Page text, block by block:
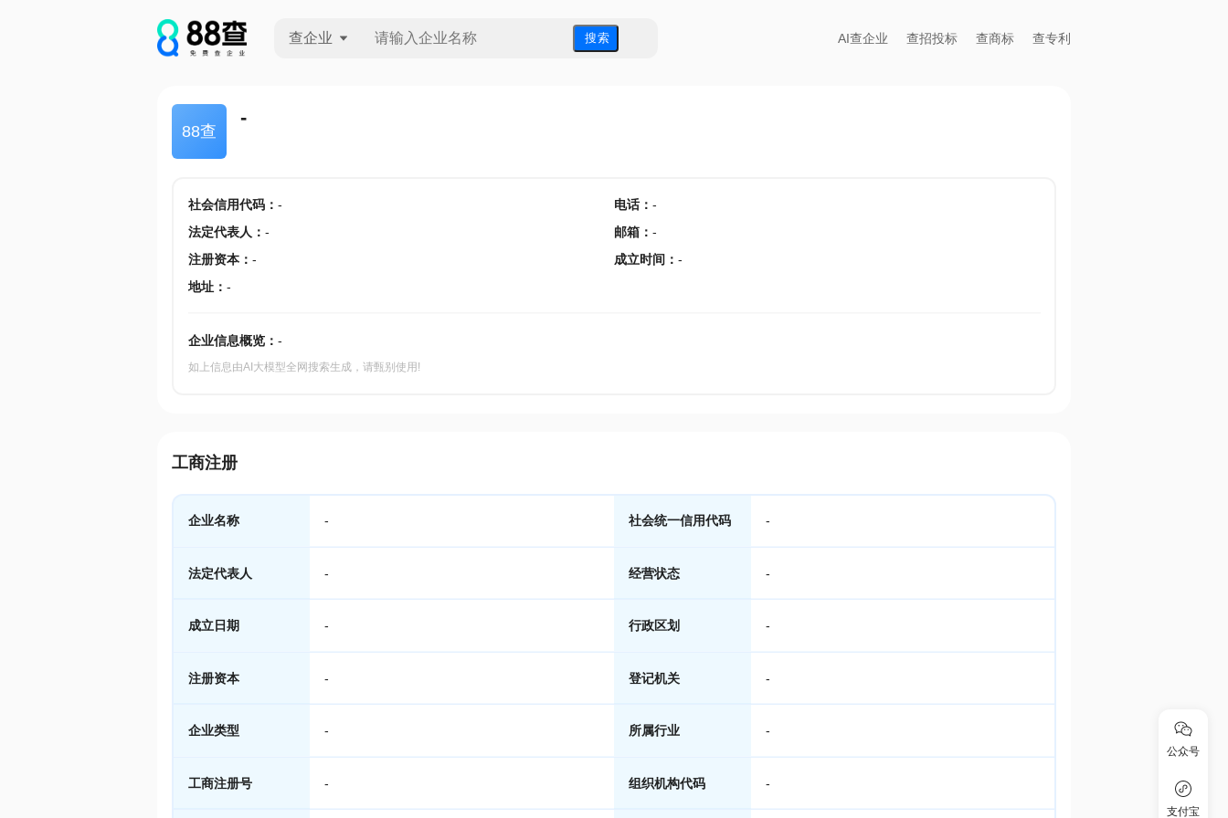
查企业 搜 索 AI查企业 查招投标 查商标 查专利
88查
-
社会信用代码： - 电话： -
法定代表人 ： - 邮箱 ： -
注册资本： - 成立时间 ： -
地址： -
企业信息概览： -
如上信息由AI大模型全网搜索生成，请甄别使用!
工商注册
企业名称 - 社会统一信用代码 -
法定代表人 - 经营状态 -
成立日期 - 行政区划 -
注册资本 - 登记机关 -
企业类型 - 所属行业 -
工商注册号 - 组织机构代码 -
公众号
支付宝